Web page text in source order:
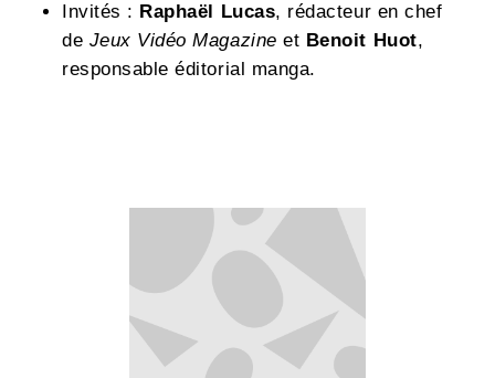
Invités : Raphaël Lucas, rédacteur en chef
de Jeux Vidéo Magazine et Benoit Huot,
responsable éditorial manga.